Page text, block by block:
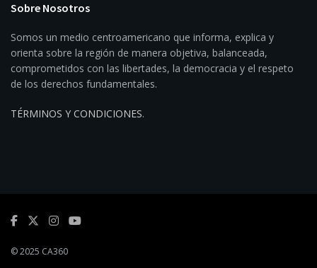
Sobre Nosotros
Somos un medio centroamericano que informa, explica y
orienta sobre la región de manera objetiva, balanceada,
comprometidos con las libertades, la democracia y el respeto
de los derechos fundamentales.
TÉRMINOS Y CONDICIONES.
© 2025 CA360